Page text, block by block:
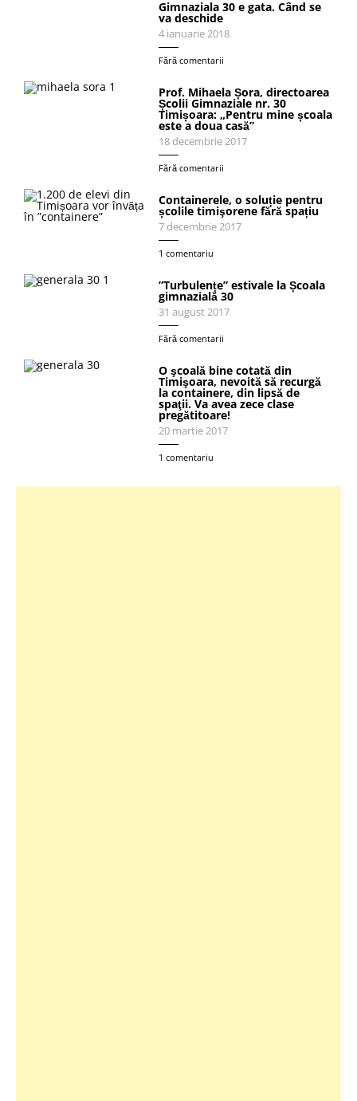
Gimnaziala 30 e gata. Când se
va deschide
4 ianuarie 2018
Fără comentarii
Prof. Mihaela Șora, directoarea
Școlii Gimnaziale nr. 30
Timișoara: „Pentru mine școala
este a doua casă”
18 decembrie 2017
Fără comentarii
Containerele, o soluție pentru
școlile timişorene fără spațiu
7 decembrie 2017
1 comentariu
”Turbulențe” estivale la Școala
gimnazială 30
31 august 2017
Fără comentarii
O şcoală bine cotată din
Timişoara, nevoită să recurgă
la containere, din lipsă de
spaţii. Va avea zece clase
pregătitoare!
20 martie 2017
1 comentariu